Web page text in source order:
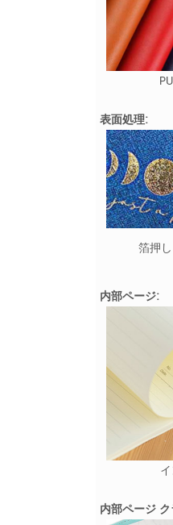
PU
表面処理:
箔押し
内部ページ:
内部ページ